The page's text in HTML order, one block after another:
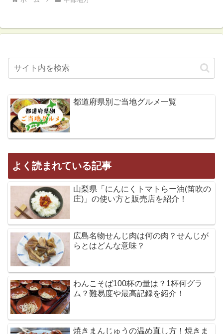
都道府県別ご当地グルメ一覧
よく読まれている記事
山梨県「にんにくトマトらー油(笛吹の
庄)」の使い方と販売店を紹介！
広島名物せんじ肉は何の肉？せんじが
らとはどんな意味？
わんこそば100杯の量は？1杯何グラ
ム？難易度や最高記録を紹介！
焼きまんじゅうの温め直し方！焼きま